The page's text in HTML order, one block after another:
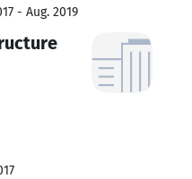
- Aug. 2019